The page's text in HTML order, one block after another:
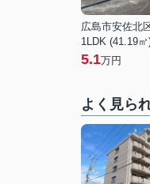
1LDK (41.19㎡
5.1万円
よく見ら